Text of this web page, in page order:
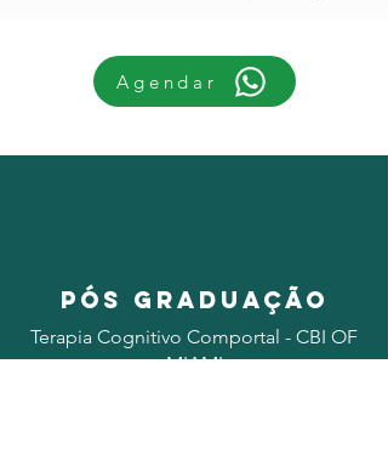
Agendar
pÓS GRADUAÇÃO
Terapia Cognitivo Comportal - CBI OF
MIAMI